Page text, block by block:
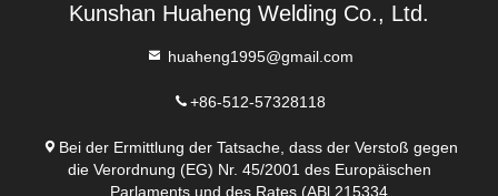
Kunshan Huaheng Welding Co., Ltd.
huaheng1995@gmail.com
+86-512-57328118
Bei der Ermittlung der Tatsache, dass der Verstoß gegen
die Verordnung (EG) Nr. 45/2001 des Europäischen
Parlaments und des Rates (ABl.215334